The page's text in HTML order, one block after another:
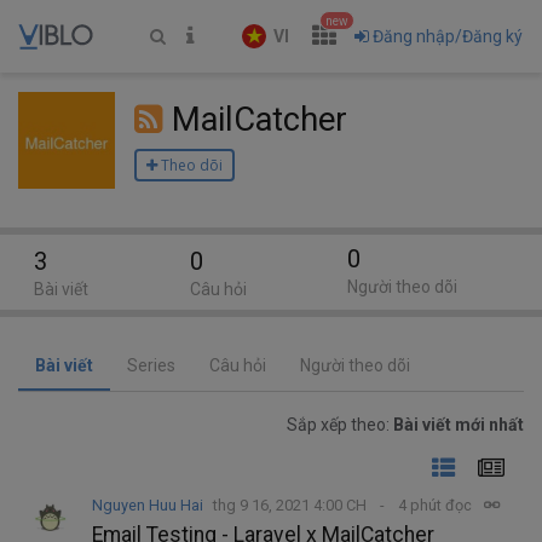
VI
new
Đăng nhập/Đăng ký
MailCatcher
Theo dõi
Bài viết Series Câu hỏi Người theo dõi
Sắp xếp theo: Bài viết mới nhất
Nguyen Huu Hai thg 9 16, 2021 4:00 CH 4 phút đọc
Email Testing - Laravel x MailCatcher
3
Bài viết
0
Câu hỏi
0
Người theo dõi